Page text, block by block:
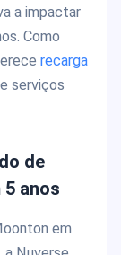
a impactar
Como
recarga
serviços
de
5 anos
em